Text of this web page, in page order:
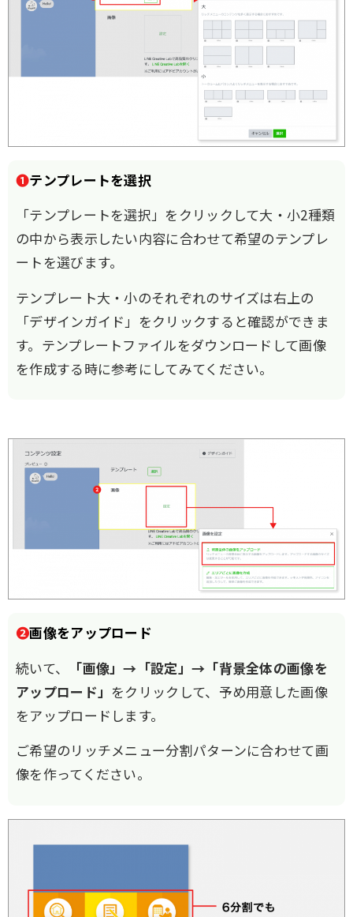
❶テンプレートを選択
「テンプレートを選択」をクリックして大・小2種類
の中から表示したい内容に合わせて希望のテンプレ
ートを選びます。
テンプレート大・小のそれぞれのサイズは右上の
「デザインガイド」をクリックすると確認ができま
す。テンプレートファイルをダウンロードして画像
を作成する時に参考にしてみてください。
❷画像をアップロード
続いて、
「画像」→「設定」→「背景全体の画像を
アップロード」 をクリックして、予め用意した画像
をアップロードします。
ご希望のリッチメニュー分割パターンに合わせて画
像を作ってください。